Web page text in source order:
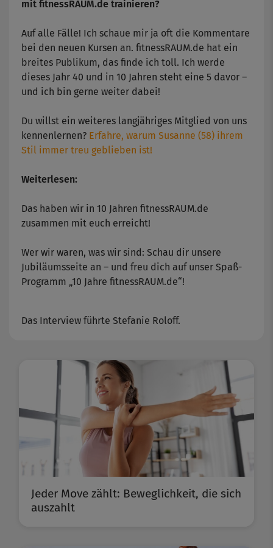
mit fitnessRAUM.de trainieren?
Auf alle Fälle! Ich schaue mir ja oft die Kommentare
bei den neuen Kursen an. fitnessRAUM.de hat ein
breites Publikum, das finde ich toll. Ich werde
dieses Jahr 40 und in 10 Jahren steht eine 5 davor –
und ich bin gerne weiter dabei!
Du willst ein weiteres langjähriges Mitglied von uns
kennenlernen? Erfahre, warum Susanne (58) ihrem
Stil immer treu geblieben ist!
Weiterlesen:
Das haben wir in 10 Jahren fitnessRAUM.de
zusammen mit euch erreicht!
Wer wir waren, was wir sind: Schau dir unsere
Jubiläumsseite an – und freu dich auf unser Spaß-
Programm „10 Jahre fitnessRAUM.de“!
Das Interview führte Stefanie Roloff.
Jeder Move zählt: Beweglichkeit, die sich
auszahlt